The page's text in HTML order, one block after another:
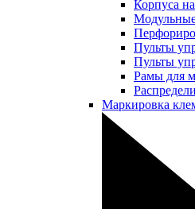
Корпуса
Пульты
Пульты
Рамы для
Маркировка